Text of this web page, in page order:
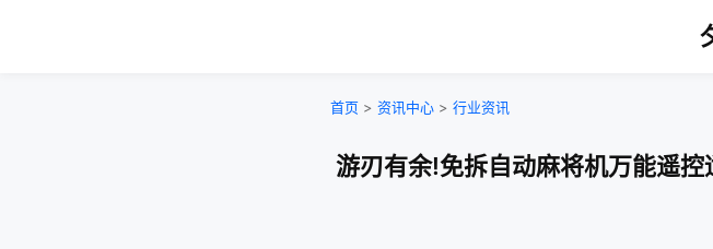
首页 > 资讯中心 > 行业资讯
游刃有余!免拆自动麻将机万能遥